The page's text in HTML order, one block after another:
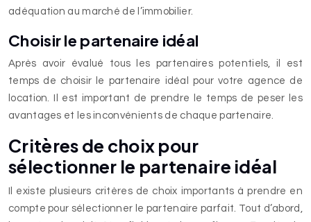
adéquation au marché de l’immobilier.
Choisir le partenaire idéal
Après avoir évalué tous les partenaires potentiels, il est
temps de choisir le partenaire idéal pour votre agence de
location. Il est important de prendre le temps de peser les
avantages et les inconvénients de chaque partenaire.
Critères de choix pour
sélectionner le partenaire idéal
Il existe plusieurs critères de choix importants à prendre en
compte pour sélectionner le partenaire parfait. Tout d’abord,